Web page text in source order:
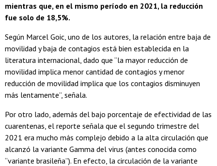
mientras que, en el mismo período en 2021, la reducción
fue solo de 18,5%.
Según Marcel Goic, uno de los autores, la relación entre baja de
movilidad y baja de contagios está bien establecida en la
literatura internacional, dado que “la mayor reducción de
movilidad implica menor cantidad de contagios y menor
reducción de movilidad implica que los contagios disminuyen
más lentamente”, señala.
Por otro lado, además del bajo porcentaje de efectividad de las
cuarentenas, el reporte señala que el segundo trimestre del
2021 era mucho más complejo debido a la alta circulación que
alcanzó la variante Gamma del virus (antes conocida como
“variante brasileña”). En efecto, la circulación de la variante